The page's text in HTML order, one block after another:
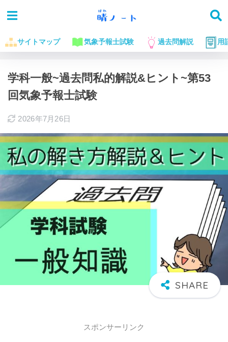
サイトマップ 気象予報士試験 過去問解説 用
ホーム 気象予報士試験に役立つお話 過去問解説
学科一般~過去問私的解説&ヒント~第53
回気象予報士試験
2026年7月26日
スポンサーリンク